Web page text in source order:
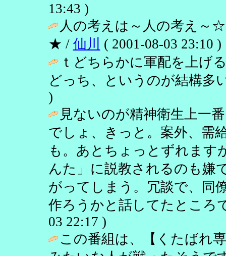
13:43 )
人の考えは～人の考え
★ / 仙川
( 2001-08-03 23:10 )
ｔどちらかに軍配を上げ
どっち、というのが結構多
)
見ないのが精神衛生上一
でしょ、きっと。案外、需
も。あとちょっとずれます
んた」に説教されるのも嫌
がってしまう。冗談で、同
作ろうかと話してたところ
03 22:17 )
この番組は、【くたばれ